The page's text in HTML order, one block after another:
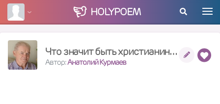
HOLYPOEM
Что значит быть христианином?
Автор:Анатолий Курмаев